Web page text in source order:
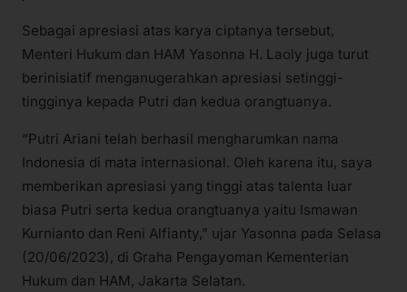
Sebagai apresiasi atas karya ciptanya tersebut,
Menteri Hukum dan HAM Yasonna H. Laoly juga turut
berinisiatif menganugerahkan apresiasi setinggi-
tingginya kepada Putri dan kedua orangtuanya.
“Putri Ariani telah berhasil mengharumkan nama
Indonesia di mata internasional. Oleh karena itu, saya
memberikan apresiasi yang tinggi atas talenta luar
biasa Putri serta kedua orangtuanya yaitu Ismawan
Kurnianto dan Reni Alfianty,” ujar Yasonna pada Selasa
(20/06/2023), di Graha Pengayoman Kementerian
Hukum dan HAM, Jakarta Selatan.